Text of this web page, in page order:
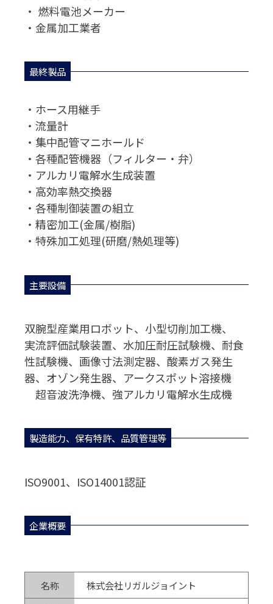
・ 燃料電池メーカー
・金属加工業者
最終製品
・ホース用継手
・流量計
・集中配管マニホールド
・各種配管機器（フィルター・弁）
・アルカリ電解水生成装置
・高効率熱交換器
・各種制御装置の組立
・精密加工(金属/樹脂)
・特殊加工処理(研磨/熱処理等)
主要設備
双腕型産業用ロボット、小型切削加工機、
実流評価試験装置、水加圧耐圧試験機、耐食
性試験機、画像寸法測定器、酸素ガス発生
器、オゾン発生器、アークスポット溶接機
超音波洗浄機、強アルカリ電解水生成機
製造能力、保有特許、品質管理等
ISO9001、ISO14001認証
企業概要
名称
株式会社リガルジョイント